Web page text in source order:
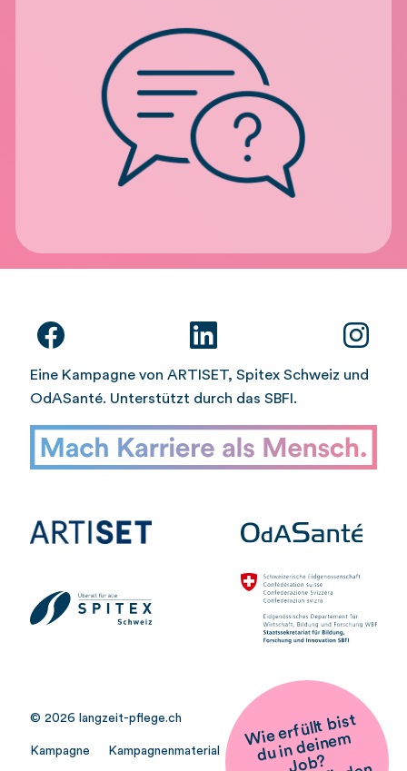
Wie erfüllt
bist
du in
deine
m
J
o
b?
Eine Kampagne von ARTISET, Spitex Schweiz und
OdASanté. Unterstützt durch das SBFI.
© 2026 langzeit-pflege.ch
Kampagne Kampagnenmaterial Medien